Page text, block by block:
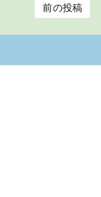
前の投稿